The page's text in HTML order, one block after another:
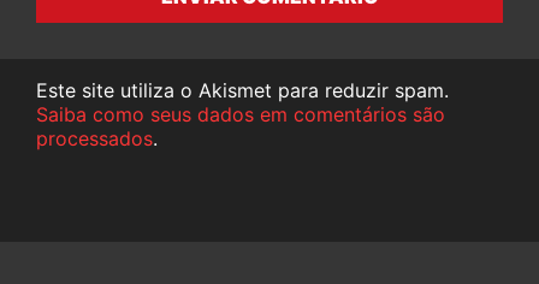
Este site utiliza o Akismet para reduzir spam.
Saiba como seus dados em comentários são
processados.